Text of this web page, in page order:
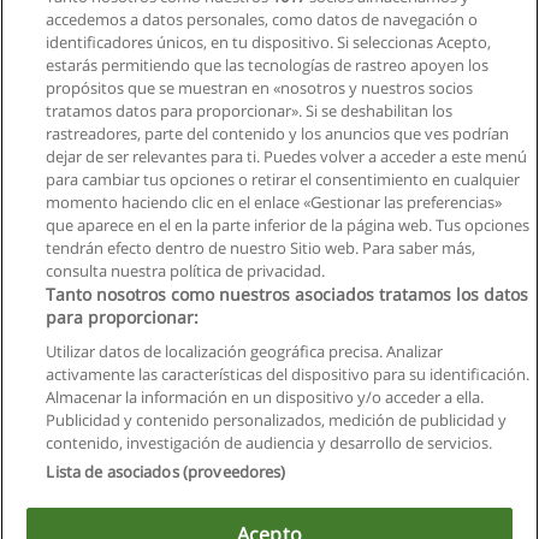
Solicita información
Curso Trabajo en Equipo y Gestión de la
Comunicación
Service Quality Ecuador (Capacitación & Asesoramiento
Empresarial)
Solicita información
Privacidad de datos
Contactar con Educaedu
Copyright © Educaedu Business S.L. - CIF : B-95610580: -
accedemos a datos personales, como datos de navegación o
identificadores únicos, en tu dispositivo. Si seleccionas Acepto,
estarás permitiendo que las tecnologías de rastreo apoyen los
propósitos que se muestran en «nosotros y nuestros socios
tratamos datos para proporcionar». Si se deshabilitan los
rastreadores, parte del contenido y los anuncios que ves podrían
dejar de ser relevantes para ti. Puedes volver a acceder a este menú
para cambiar tus opciones o retirar el consentimiento en cualquier
momento haciendo clic en el enlace «Gestionar las preferencias»
que aparece en el en la parte inferior de la página web. Tus opciones
tendrán efecto dentro de nuestro Sitio web. Para saber más,
consulta nuestra política de privacidad.
Tanto nosotros como nuestros asociados tratamos los datos
para proporcionar:
Utilizar datos de localización geográfica precisa. Analizar
activamente las características del dispositivo para su identificación.
Almacenar la información en un dispositivo y/o acceder a ella.
Publicidad y contenido personalizados, medición de publicidad y
contenido, investigación de audiencia y desarrollo de servicios.
Lista de asociados (proveedores)